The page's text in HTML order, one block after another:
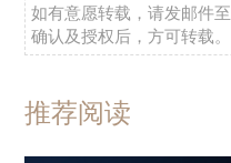
如有意愿转载，请发邮件至
确认及授权后，方可转载。
推荐阅读